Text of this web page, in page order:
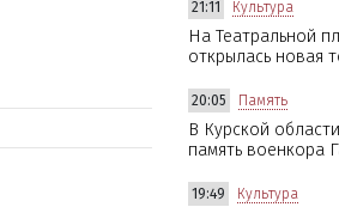
21:11 Культура
На Театральной
открылась новая
20:05 Память
В Курской
память военкора
19:49 Культура